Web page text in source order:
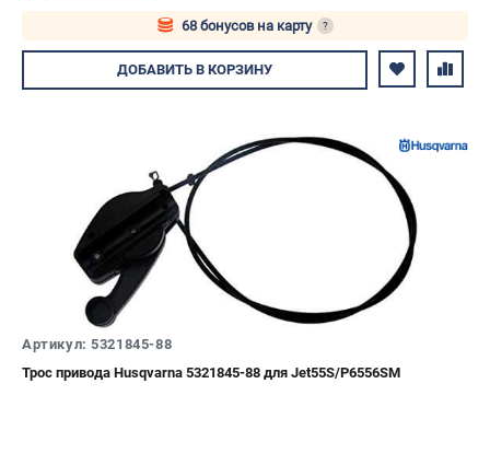
68 бонусов на карту ?
Авторизуйтесь
ДОБАВИТЬ В КОРЗИНУ
Артикул: 5321845-88
Трос привода Husqvarna 5321845-88 для Jet55S/P6556SM